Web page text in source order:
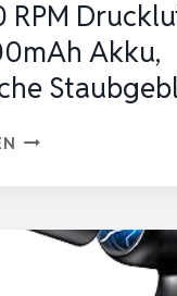
TAS…
Akku,
DRUCKLUFT
RPM
DRUCKLUFTSPRAY